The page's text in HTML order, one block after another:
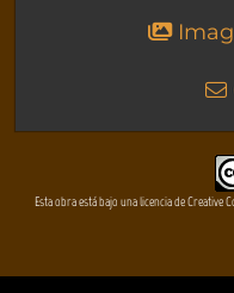
Esta obra está bajo una licencia de